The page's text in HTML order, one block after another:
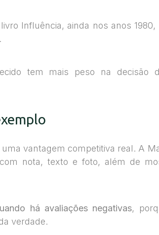
Influência, ainda nos anos
tem mais peso na decisão
vantagem competitiva real. A
nota, texto e foto, além de
há avaliações negativas,
verdade.